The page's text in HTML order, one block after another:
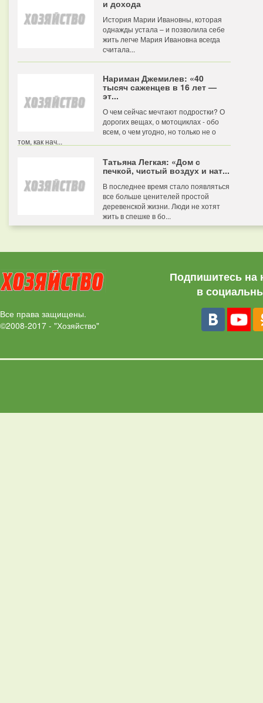
и дохода
История Марии Ивановны, которая
однажды устала – и позволила себе
жить легче Мария Ивановна всегда
считала...
Нариман Джемилев: «40
тысяч саженцев в 16 лет —
эт...
О чем сейчас мечтают подростки? О
дорогих вещах, о мотоциклах - обо
всем, о чем угодно, но только не о
том, как нач...
Татьяна Легкая: «Дом с
печкой, чистый воздух и нат...
В последнее время стало появляться
все больше ценителей простой
деревенской жизни. Люди не хотят
жить в спешке в бо...
Все права защищены.
©2008-2017 - "Хозяйство"
Подпишитесь на
в